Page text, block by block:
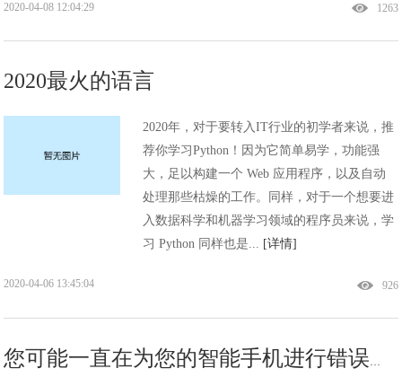
1263
2020-04-08 12:04:29
2020最火的语言
2020年，对于要转入IT行业的初学者来说，推
荐你学习Python！因为它简单易学，功能强
大，足以构建一个 Web 应用程序，以及自动
处理那些枯燥的工作。同样，对于一个想要进
入数据科学和机器学习领域的程序员来说，学
习 Python 同样也是... [详情]
926
2020-04-06 13:45:04